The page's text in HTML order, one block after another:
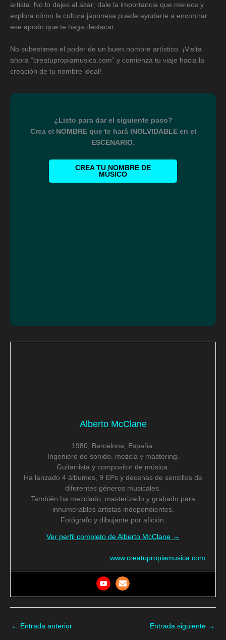
artista. No lo dejes al azar; dale la importancia que merece y
explora cómo la cultura japonesa puede ayudarte a encontrar
ese apodo que te haga destacar.
No subestimes el poder de un buen nombre artístico. ¡Visita
ahora “creatupropiamusica.com” y comienza tu viaje hacia la
creación de tu nombre ideal!
¿Listo para dar el siguiente paso?
Crea el NOMBRE que te hará INOLVIDABLE en el
ESCENARIO.
CREA TU NOMBRE DE
MÚSICO
Alberto McClane
1980, Barcelona, España.
Ingeniero de sonido, mezcla y mastering.
Guitarrista y compositor de música.
Ha lanzado 4 álbumes, 9 EPs y decenas de sencillos de
diferentes géneros musicales.
También ha mezclado, masterizado y grabado para
innumerables artistas independientes.
Fotógrafo y dibujante por afición.
Ver perfil completo de Alberto McClane →
www.creatupropiamusica.com
← Entrada anterior Entrada siguiente →